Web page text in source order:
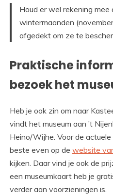
Houd er wel rekening
wintermaanden
afgedekt om ze te
Praktische
bezoek het
Heb je ook zin om naar
vindt het museum aan ’t
Heino/Wijhe. Voor de
beste even op de website
kijken. Daar vind je ook de
een museumkaart heb je
verder aan voorzieningen is.